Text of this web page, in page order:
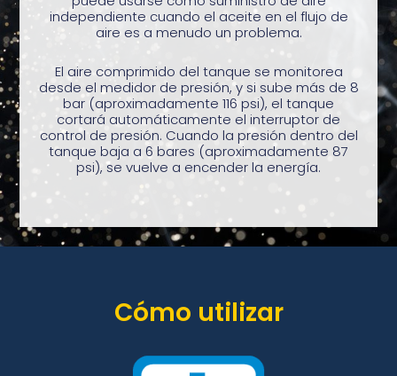
independiente cuando el aceite en el flujo de
aire es a menudo un problema.
El aire comprimido del tanque se monitorea
desde el medidor de presión, y si sube más de 8
bar (aproximadamente 116 psi), el tanque
cortará automáticamente el interruptor de
control de presión. Cuando la presión dentro del
tanque baja a 6 bares (aproximadamente 87
psi), se vuelve a encender la energía.
Cómo utilizar